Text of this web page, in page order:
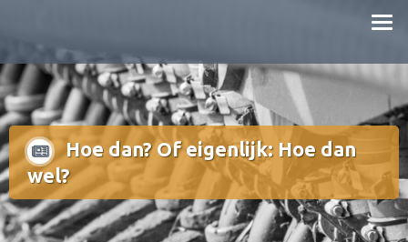
inhoud
Hoe dan? Of eigenlijk: Hoe dan
wel?